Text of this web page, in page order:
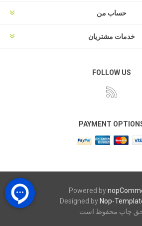
حساب من
خدمات مشتریان
FOLLOW US
PAYMENT
Powered by
Designed by Nop-
چاپ محفوظ است